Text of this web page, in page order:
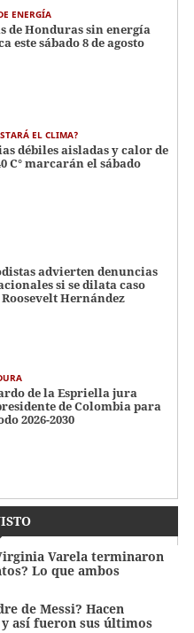
ENERGÍA
de Honduras sin energía
este sábado 8 de agosto
EL CLIMA?
débiles aisladas y calor de
C° marcarán el sábado
advierten denuncias
si se dilata caso
Hernández
de la Espriella jura
de Colombia para
2026-2030
Varela terminaron
Lo que ambos
de Messi? Hacen
así fueron sus últimos